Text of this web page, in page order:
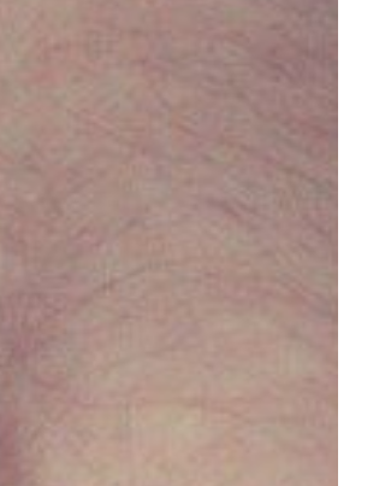
Jak z pomysłem zaaranżować swój
ogród?